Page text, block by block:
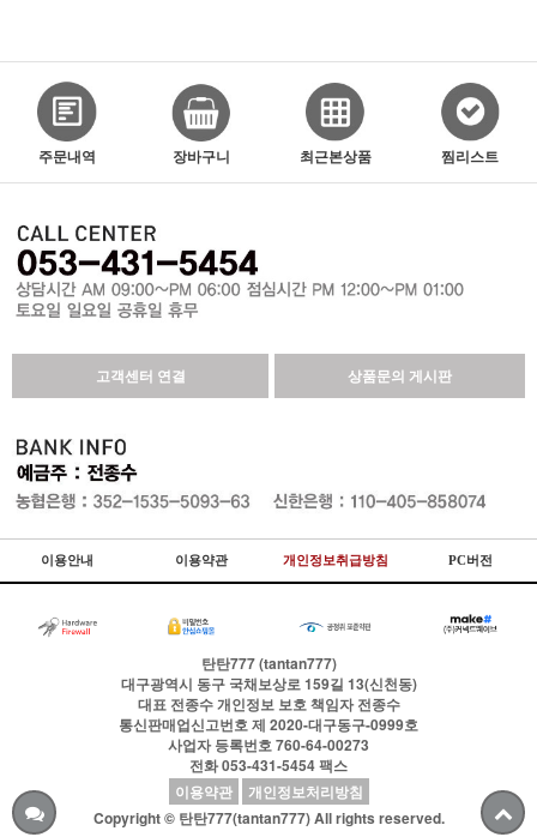
주문내역 장바구니 최근본상품 찜리스트
고객센터 연결 상품문의 게시판
이용안내 이용약관 개인정보취급방침 PC버전
탄탄777 (tantan777)
대구광역시 동구 국채보상로 159길 13(신천동)
대표전종수개인정보 보호 책임자전종수
통신판매업신고번호제 2020-대구동구-0999호
사업자 등록번호760-64-00273
전화053-431-5454팩스
이용약관
개인정보처리방침
Copyright © 탄탄777(tantan777) All rights reserved.